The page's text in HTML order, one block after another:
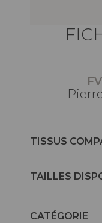
TISSUS
TAILLES
CATÉGORIE